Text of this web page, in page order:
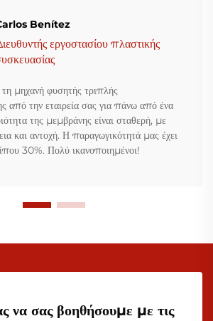
Benítez
εργοστασίου πλαστικής
μηχανή φυσητής τριπλής
από την εταιρεία σας για πάνω από ένα
της μεμβράνης είναι σταθερή, με
και αντοχή. Η παραγωγικότητά μας έχει
30%. Πολύ ικανοποιημένοι!
να σας βοηθήσουμε με τις